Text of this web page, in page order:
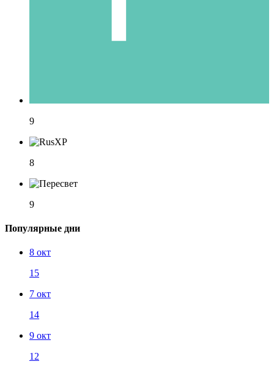
9
8
9
Популярные дни
8 окт
15
7 окт
14
9 окт
12